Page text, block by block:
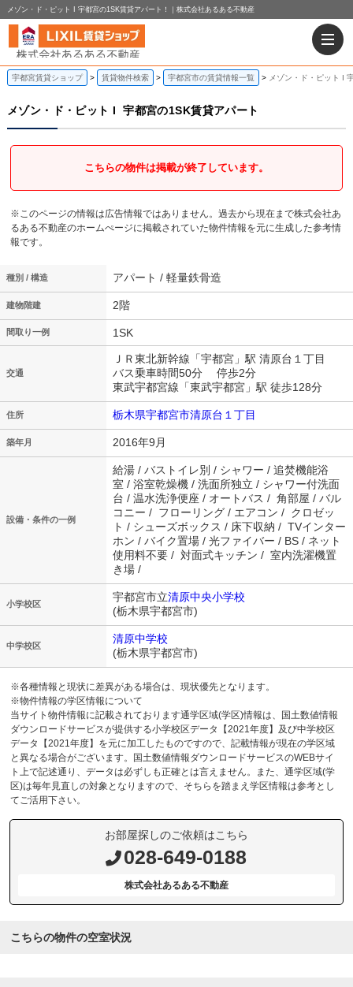
メゾン・ド・ピット I 宇都宮の1SK賃貸アパート！｜株式会社あるある不動産
宇都宮賃貸ショップ 賃貸物件検索 宇都宮市の賃貸情報一覧 メゾン・ド・ピット I
メゾン・ド・ピット I 宇都宮の1SK賃貸アパート
こちらの物件は掲載が終了しています。
※このページの情報は広告情報ではありません。過去から現在まで株式会社あ
るある不動産のホームぺージに掲載されていた物件情報を元に生成した参考情
報です。
種別 / 構造 アパート / 軽量鉄骨造
建物階建 2階
間取り一例 1SK
交通
ＪＲ東北新幹線「宇都宮」駅 清原台１丁目
バス乗車時間50分 停歩2分
東武宇都宮線「東武宇都宮」駅 徒歩128分
住所 栃木県宇都宮市清原台１丁目
築年月 2016年9月
設備・条件の一例
給湯 / バストイレ別 / シャワー / 追焚機能浴
室 / 浴室乾燥機 / 洗面所独立 / シャワー付洗面
台 / 温水洗浄便座 / オートバス / 角部屋 / バル
コニー / フローリング / エアコン / クロゼッ
ト / シューズボックス / 床下収納 / TVインター
ホン / バイク置場 / 光ファイバー / BS / ネット
使用料不要 / 対面式キッチン / 室内洗濯機置
き場 /
小学校区
宇都宮市立清原中央小学校
(栃木県宇都宮市)
中学校区
清原中学校
(栃木県宇都宮市)
※各種情報と現状に差異がある場合は、現状優先となります。
※物件情報の学区情報について
当サイト物件情報に記載されております通学区域(学区)情報は、国土数値情報
ダウンロードサービスが提供する小学校区データ【2021年度】及び中学校区
データ【2021年度】を元に加工したものですので、記載情報が現在の学区域
と異なる場合がございます。国土数値情報ダウンロードサービスのWEBサイ
ト上で記述通り、データは必ずしも正確とは言えません。また、通学区域(学
区)は毎年見直しの対象となりますので、そちらを踏まえ学区情報は参考とし
てご活用下さい。
お部屋探しのご依頼はこちら
028-649-0188
株式会社あるある不動産
こちらの物件の空室状況